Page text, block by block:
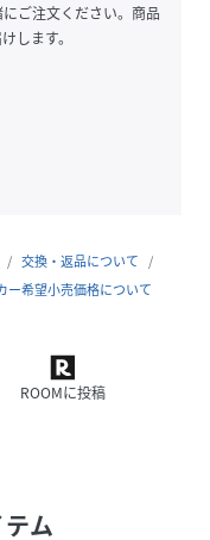
セールが開催される
ご注文ください。商品
します。
交換・返品について
ー希望小売価格について
ROOMに投稿
ム